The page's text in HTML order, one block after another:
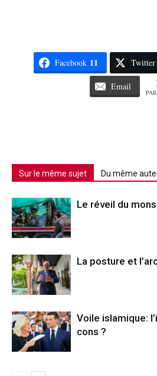
Facebook 11 Twitter
Email
Sur le même sujet Du même
Le réveil du
La posture et
Voile islamique:
cons ?